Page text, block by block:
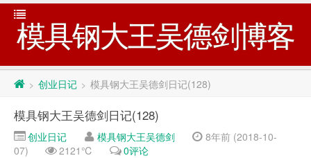
模具钢大王吴德剑博客
> 创业日记 > 模具钢大王吴德剑日记(128)
模具钢大王吴德剑日记(128)
创业日记 模具钢大王吴德剑
8年前 (2018-10-
07)
2121℃ 0评论